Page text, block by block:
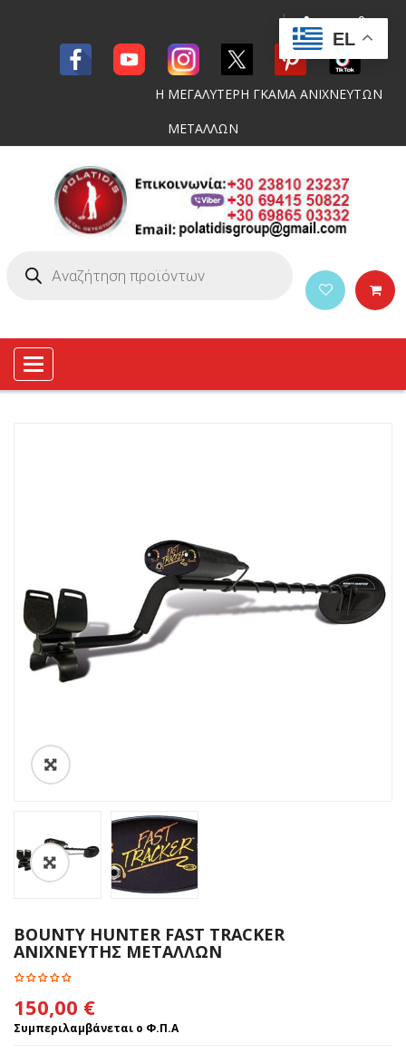
Η ΜΕΓΑΛΥΤΕΡΗ ΓΚΑΜΑ ΑΝΙΧΝΕΥΤΩΝ
ΜΕΤΑΛΛΩΝ
Toggle
navigation
BOUNTY HUNTER FAST TRACKER
ΑΝΙΧΝΕΥΤΗΣ ΜΕΤΑΛΛΩΝ
150,00 €
Συμπεριλαμβάνεται ο Φ.Π.Α
EL